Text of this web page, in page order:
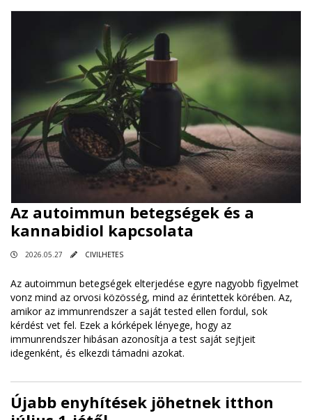
Az autoimmun betegségek és a
kannabidiol kapcsolata
2026.05.27 CIVILHETES
Az autoimmun betegségek elterjedése egyre nagyobb figyelmet
vonz mind az orvosi közösség, mind az érintettek körében. Az,
amikor az immunrendszer a saját tested ellen fordul, sok
kérdést vet fel. Ezek a kórképek lényege, hogy az
immunrendszer hibásan azonosítja a test saját sejtjeit
idegenként, és elkezdi támadni azokat.
Újabb enyhítések jöhetnek itthon